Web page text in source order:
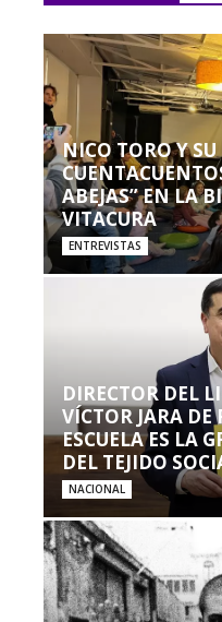
NICO TORO Y
ABEJAS” EN LA
VITACURA
ENTREVISTAS
DIRECTOR DEL
VÍCTOR JARA DE
ESCUELA ES LA
DEL TEJIDO
NACIONAL